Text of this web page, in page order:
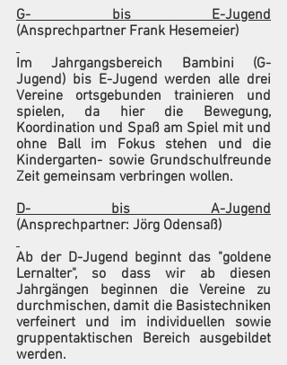
G- bis E-Jugend
(Ansprechpartner Frank Hesemeier)
Im Jahrgangsbereich Bambini (G-
Jugend) bis E-Jugend werden alle drei
Vereine ortsgebunden trainieren und
spielen, da hier die Bewegung,
Koordination und Spaß am Spiel mit und
ohne Ball im Fokus stehen und die
Kindergarten- sowie Grundschulfreunde
Zeit gemeinsam verbringen wollen.
D- bis A-Jugend
(Ansprechpartner: Jörg Odensaß)
Ab der D-Jugend beginnt das "goldene
Lernalter", so dass wir ab diesen
Jahrgängen beginnen die Vereine zu
durchmischen, damit die Basistechniken
verfeinert und im individuellen sowie
gruppentaktischen Bereich ausgebildet
werden.